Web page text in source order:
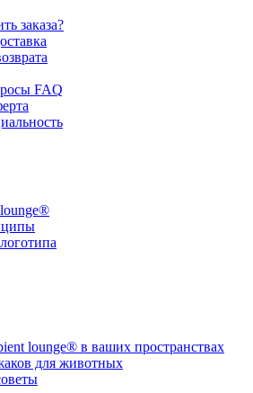
заказа?
FAQ
lounge® в ваших пространствах
для животных